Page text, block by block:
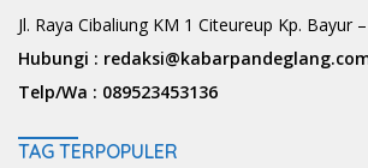
Jl. Raya Cibaliung KM 1 Citeureup Kp. Bayur
Hubungi :
Telp/Wa : 089523453136
TAG TERPOPULER